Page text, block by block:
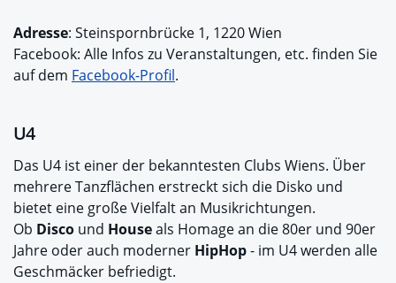
Adresse: Steinspornbrücke 1, 1220 Wien
Facebook: Alle Infos zu Veranstaltungen, etc. finden Sie
auf dem Facebook-Profil.
U4
Das U4 ist einer der bekanntesten Clubs Wiens. Über
mehrere Tanzflächen erstreckt sich die Disko und
bietet eine große Vielfalt an Musikrichtungen.
Ob Disco und Houseals Homage an die 80er und 90er
Jahre oder auch moderner HipHop- im U4 werden alle
Geschmäcker befriedigt.